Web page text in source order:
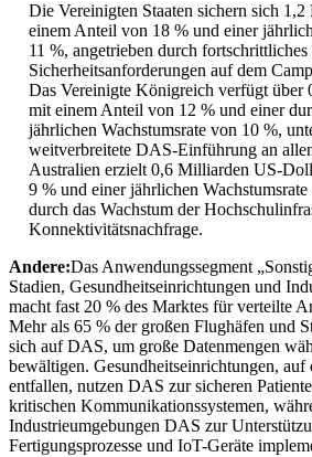
Die Vereinigten Staaten sichern sich
einem Anteil von 18 % und einer
11 %, angetrieben durch
Sicherheitsanforderungen auf dem
Das Vereinigte Königreich verfügt
mit einem Anteil von 12 % und einer
jährlichen Wachstumsrate von 10 %,
weitverbreitete DAS-Einführung an
Australien erzielt 0,6 Milliarden US-
9 % und einer jährlichen
durch das Wachstum der
Konnektivitätsnachfrage.
Andere:Das Anwendungssegment
Stadien, Gesundheitseinrichtungen und
macht fast 20 % des Marktes für verteilte
Mehr als 65 % der großen Flughäfen und
sich auf DAS, um große Datenmengen
bewältigen. Gesundheitseinrichtungen, auf
entfallen, nutzen DAS zur sicheren
kritischen Kommunikationssystemen,
Industrieumgebungen DAS zur
Fertigungsprozesse und IoT-Geräte